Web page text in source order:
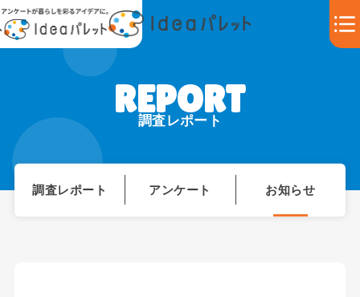
調査レポート
調査レポート アンケート お知らせ